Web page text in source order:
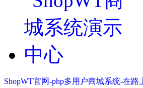
ShopWT官网-php多用户商城系统-在路